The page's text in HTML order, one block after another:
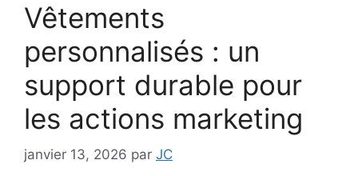
Vêtements
personnalisés : un
support durable pour
les actions marketing
janvier 13, 2026 par JC